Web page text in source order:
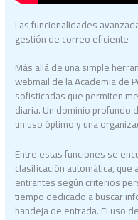
Las funcionalidades
gestión de correo eficiente
Más allá de una simple
webmail de la Academia de
sofisticadas que permiten
diaria. Un dominio profundo
un uso óptimo y una
Entre estas funciones se
clasificación automática,
entrantes según criterios
tiempo dedicado a buscar
bandeja de entrada. El uso